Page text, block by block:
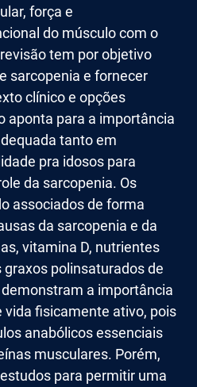
força e
do músculo com o
tem por objetivo
sarcopenia e fornecer
clínico e opções
aponta para a importância
tanto em
pra idosos para
da sarcopenia. Os
associados de forma
da sarcopenia e da
vitamina D, nutrientes
polinsaturados de
a importância
vida fisicamente ativo, pois
anabólicos essenciais
musculares. Porém,
para permitir uma